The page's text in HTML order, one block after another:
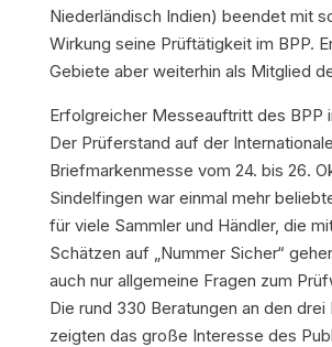
Niederländisch Indien) beendet mit
Wirkung seine Prüftätigkeit im BPP.
Gebiete aber weiterhin als Mitglied
Erfolgreicher Messeauftritt des BPP
Der Prüferstand auf der
Briefmarkenmesse vom 24. bis 26.
Sindelfingen war einmal mehr
für viele Sammler und Händler, die
Schätzen auf „Nummer Sicher“
auch nur allgemeine Fragen zum
Die rund 330 Beratungen an den
zeigten das große Interesse des